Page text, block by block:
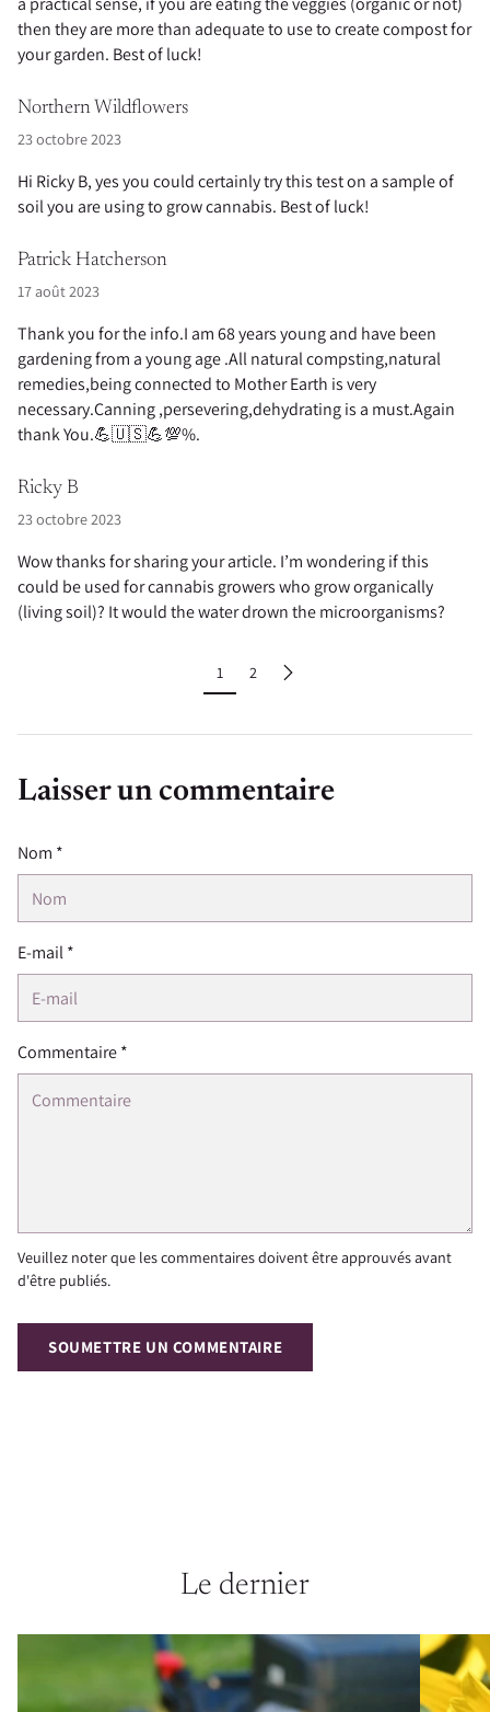
then they are more than adequate to use to create compost for
your garden. Best of luck!
Northern Wildflowers
23 octobre 2023
Hi Ricky B, yes you could certainly try this test on a sample of
soil you are using to grow cannabis. Best of luck!
Patrick Hatcherson
17 août 2023
Thank you for the info.I am 68 years young and have been
gardening from a young age .All natural compsting,natural
remedies,being connected to Mother Earth is very
necessary.Canning ,persevering,dehydrating is a must.Again
thank You.💪🇺🇸💪💯%.
Ricky B
23 octobre 2023
Wow thanks for sharing your article. I’m wondering if this
could be used for cannabis growers who grow organically
(living soil)? It would the water drown the microorganisms?
1 2
Laisser un commentaire
Nom *
E-mail *
Commentaire *
Veuillez noter que les commentaires doivent être approuvés avant
d'être publiés.
SOUMETTRE UN COMMENTAIRE
Le dernier